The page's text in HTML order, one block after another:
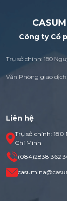
Công ty Cổ
Trụ sở chính: 180
Văn Phòng giao
Liên hệ
Trụ sở chính: 180
Chí Minh
(084)2838 362